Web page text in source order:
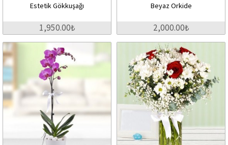
Estetik Gökkuşağı
1,950.00₺
Beyaz Orkide
2,000.00₺